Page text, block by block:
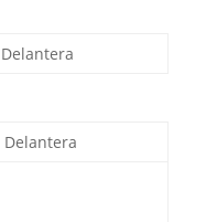
Delantera
Delantera